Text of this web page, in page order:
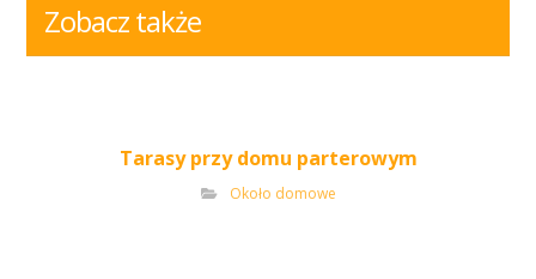
Zobacz także
Tarasy przy domu parterowym
Około domowe